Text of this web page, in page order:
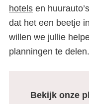
hotels en
dat het een beetje
willen we jullie
planningen te delen.
Bekijk onze